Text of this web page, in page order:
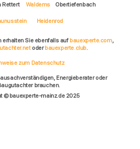
Rettert Waldems Obertiefenbach
Heidenrod
erhalten Sie ebenfalls auf bauexperte.com,
oderbauexperte.club.
zum Datenschutz
Energieberater oder
brauchen.
© bauexperte-mainz.de 2025